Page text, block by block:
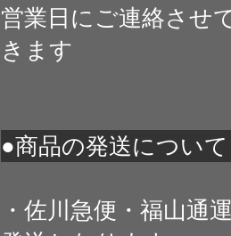
営業日にご連絡させ
きます
●商品の発送について
・佐川急便・福山通